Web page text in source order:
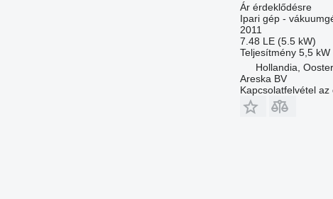
Ár érdeklődésre
Ipari gép -
2011
7.48 LE (5.5 kW)
Teljesítmény 5,5 kW
Hollandia,
Areska BV
Kapcsolatfelvétel az